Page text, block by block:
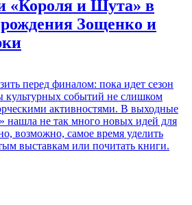
«Короля и Шута» в
Зощенко и
перед финалом: пока идет сезон
культурных событий не слишком
активностями. В выходные
нашла не так много новых идей для
возможно, самое время уделить
выставкам или почитать книги.